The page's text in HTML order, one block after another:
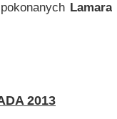
Lamara
2013